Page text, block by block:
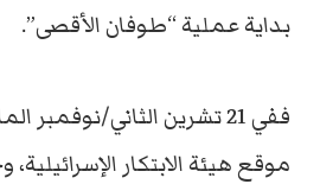
بداية عملية “طوفان الأقصى”.
ففي 21 تشرين الثاني/
موقع هيئة الابتكار